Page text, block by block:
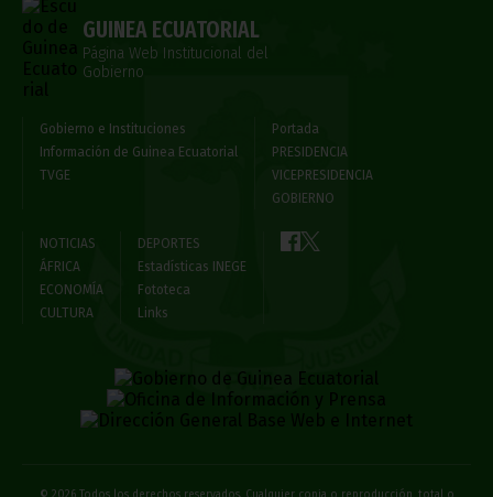
GUINEA ECUATORIAL
Página Web Institucional del
Gobierno
Gobierno e Instituciones
Información de Guinea Ecuatorial
TVGE
Portada
PRESIDENCIA
VICEPRESIDENCIA
GOBIERNO
NOTICIAS
ÁFRICA
ECONOMÍA
CULTURA
DEPORTES
Estadísticas INEGE
Fototeca
Links